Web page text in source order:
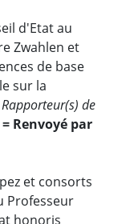
d'Etat au
Zwahlen et
de base
sur la
Rapporteur(s) de
Renvoyé par
et consorts
Professeur
honoris